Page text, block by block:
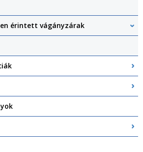
érintett vágányzárak